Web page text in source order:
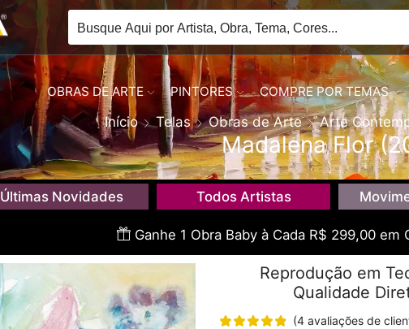
OBRAS DE ARTE PINTORES COMPRE POR TEMAS
Início Telas Obras de Arte Arte
Madalena Flor
Últimas Novidades Todos Artistas
Ganhe 1 Obra Baby à Cada R$ 299,00 em
Reprodução em
Qualidade
(4avaliações de